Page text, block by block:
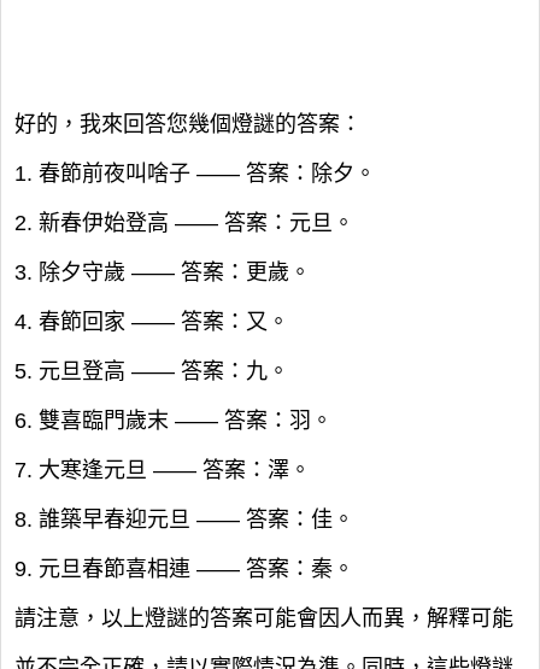
好的，我來回答您幾個燈謎的答案：
1. 春節前夜叫啥子 —— 答案：除夕。
2. 新春伊始登高 —— 答案：元旦。
3. 除夕守歲 —— 答案：更歲。
4. 春節回家 —— 答案：又。
5. 元旦登高 —— 答案：九。
6. 雙喜臨門歲末 —— 答案：羽。
7. 大寒逢元旦 —— 答案：澤。
8. 誰築早春迎元旦 —— 答案：佳。
9. 元旦春節喜相連 —— 答案：秦。
請注意，以上燈謎的答案可能會因人而異，解釋可能